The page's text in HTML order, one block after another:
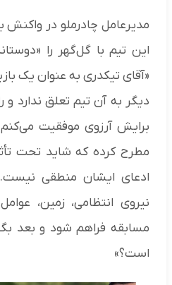
مدیرعامل چادرملو در واکنش
این تیم با گل‌گهر را
«آقای تیکدری به عنوان یک
دیگر به آن تیم تعلق ندارد
برایش آرزوی موفقیت
مطرح کرده که شاید تحت
ادعای ایشان منطقی
نیروی انتظامی، زمین،
مسابقه فراهم شود و بعد
است؟»